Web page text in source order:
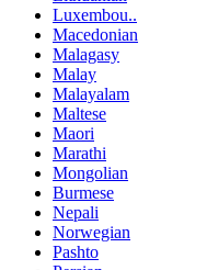
Luxembou..
Macedonian
Malagasy
Malay
Malayalam
Maltese
Maori
Marathi
Mongolian
Burmese
Nepali
Norwegian
Pashto